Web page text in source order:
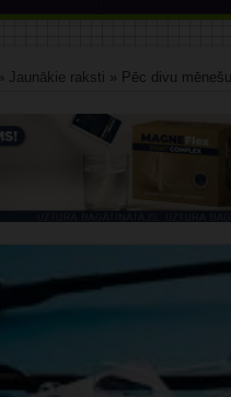
Jaunākie raksti » Pēc divu